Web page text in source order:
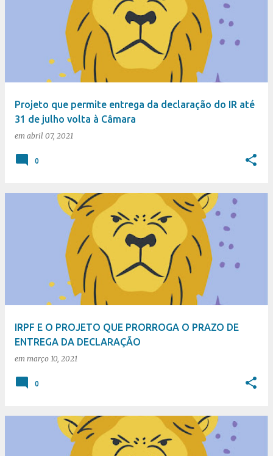
Projeto que permite entrega da declaração do IR até
31 de julho volta à Câmara
em abril 07, 2021
0
IRPF E O PROJETO QUE PRORROGA O PRAZO DE
ENTREGA DA DECLARAÇÃO
em março 10, 2021
0